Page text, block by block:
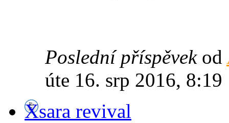
Poslední příspěvekod
úte 16. srp 2016, 8:19
Xsara revival